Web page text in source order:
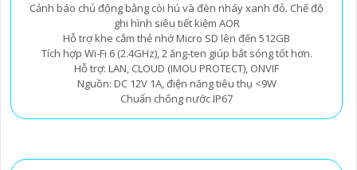
Cảnh báo chủ động bằng còi hú và đèn nháy xanh đỏ. Chế độ
ghi hình siêu tiết kiệm AOR
Hỗ trợ khe cắm thẻ nhớ Micro SD lên đến 512GB
Tích hợp Wi-Fi 6 (2.4GHz), 2 ăng-ten giúp bắt sóng tốt hơn.
Hỗ trợ: LAN, CLOUD (IMOU PROTECT), ONVIF
Nguồn: DC 12V 1A, điện năng tiêu thụ <9W
Chuẩn chống nước IP67